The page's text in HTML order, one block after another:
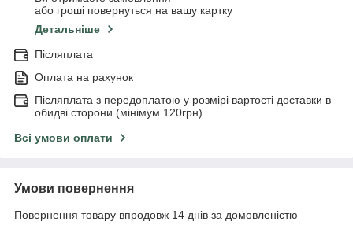
або гроші повернуться на вашу картку
Детальніше
Післяплата
Оплата на рахунок
Післяплата з передоплатою у розмірі вартості доставки в
обидві сторони (мінімум 120грн)
Всі умови оплати
Умови повернення
Повернення товару впродовж 14 днів за домовленістю